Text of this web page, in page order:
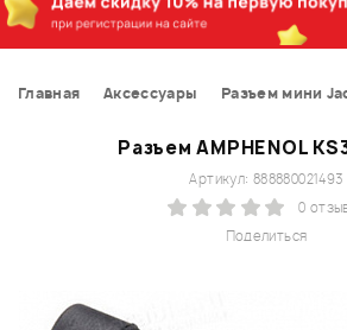
Главная Аксессуары Разъем мини
Разъем AMPHENOL
Поделиться
Артикул: 888880021493
0